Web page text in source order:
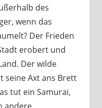
des
wenn das
Der Frieden
erobert und
Der wilde
seine Axt ans Brett
tut ein Samurai,